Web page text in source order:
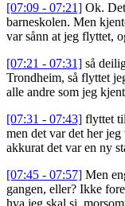
[07:09 - 07:21] Ok.
barneskolen. Men
var sånn at jeg flyttet,
[07:21 - 07:31] så
Trondheim, så flyttet
alle andre som jeg
[07:31 - 07:43] flyttet
men det var det her
akkurat det var en ny
[07:45 - 07:57] Men
gangen, eller? Ikke